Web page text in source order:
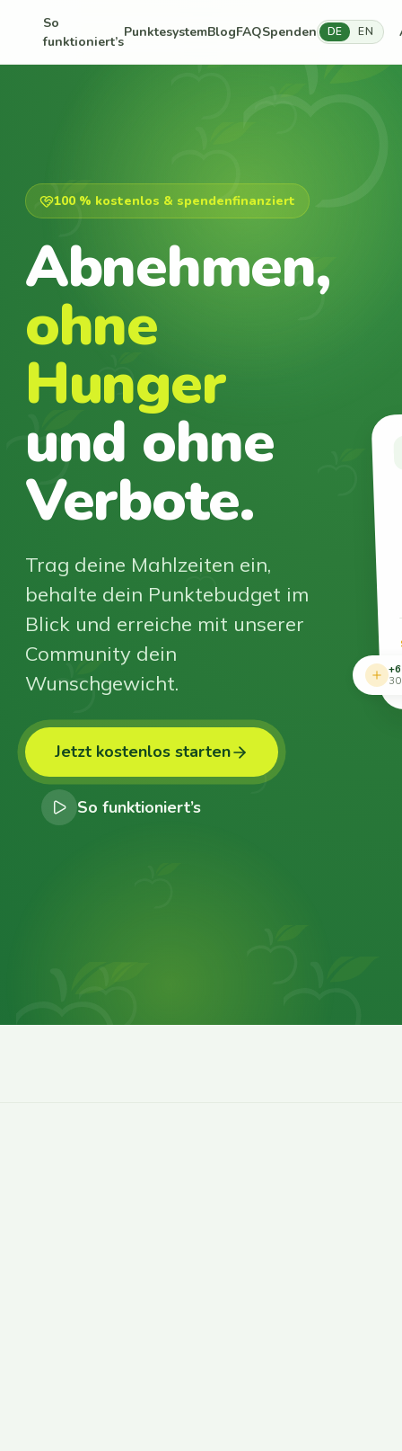
So
funktioniert’s
PunktesystemBlogFAQSpenden DE EN
100 % kostenlos & spendenfinanziert
Abnehmen,
ohne
Hunger
und ohne
Verbote.
Trag deine Mahlzeiten ein,
behalte dein Punktebudget im
Blick und erreiche mit unserer
Community dein
Wunschgewicht.
Jetzt kostenlos starten
So funktioniert’s